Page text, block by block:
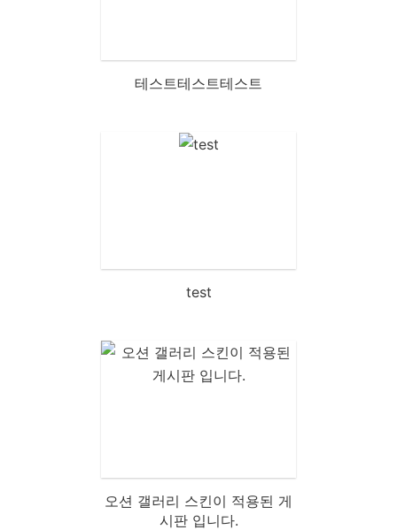
테스트테스트테스트
test
오션 갤러리 스킨이 적용된 게
시판 입니다.